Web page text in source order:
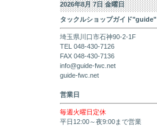
2026年8月 7日 金曜日
タックルショップガイド"guide"
埼玉県川口市石神90-2-1F
TEL 048-430-7126
FAX 048-430-7136
info@guide-fwc.net
guide-fwc.net
営業日
毎週火曜日定休
平日12:00～夜9:00まで営業